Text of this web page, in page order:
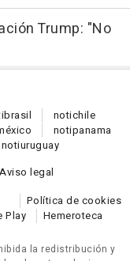
Trump: "No
brasil notichile
notipanama
notiuruguay
Aviso legal
Política de cookies
Play
Hemeroteca
la redistribución y